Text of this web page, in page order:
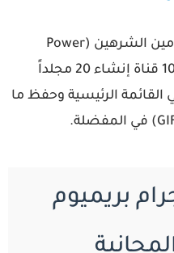
هذه الميزة مخصصة للمستخدمين الشرهين (Power
Users). يمكنك متابعة حتى 1000 قناة إنشاء 20 مجلداً
في القائمة الرئيسية وحفظ ما
بريميوم